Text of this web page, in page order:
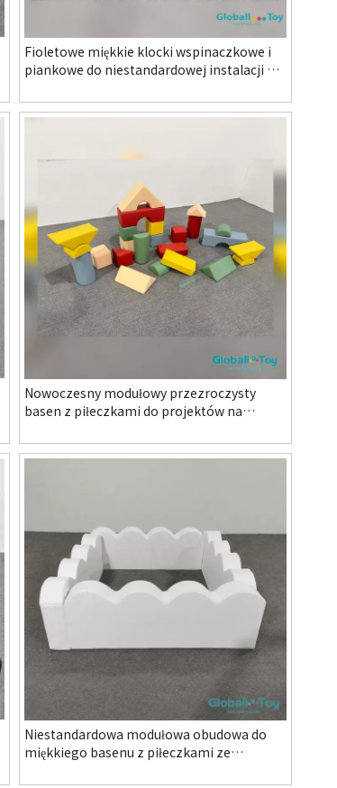
Fioletowe miękkie klocki wspinaczkowe i
piankowe do niestandardowej instalacji w
Nowoczesny modułowy przezroczysty
basen z piłeczkami do projektów na
basen z piłeczkami to wysokiej klasy
Niestandardowa modułowa obudowa do
miękkiego basenu z piłeczkami ze